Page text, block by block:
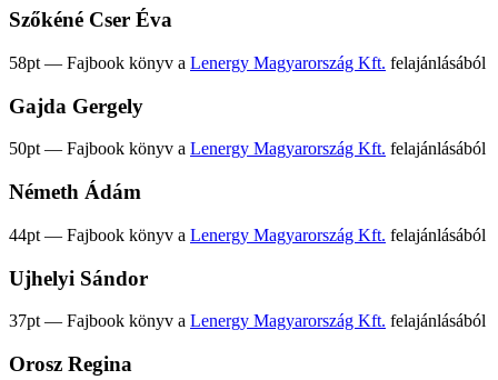
Szőkéné Cser Éva
58pt — Fajbook könyv a Lenergy Magyarország Kft. felajánlásából
Gajda Gergely
50pt — Fajbook könyv a Lenergy Magyarország Kft. felajánlásából
Németh Ádám
44pt — Fajbook könyv a Lenergy Magyarország Kft. felajánlásából
Ujhelyi Sándor
37pt — Fajbook könyv a Lenergy Magyarország Kft. felajánlásából
Orosz Regina